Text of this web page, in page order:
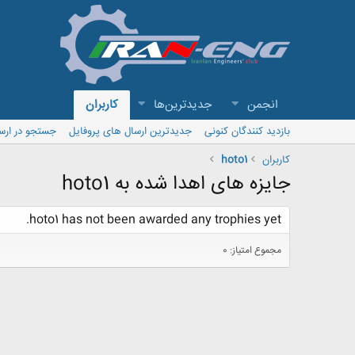
انجمن جدیدترین‌ها کاربران
بازدید کنندگان کنونی جدیدترین ارسال های پروفایل
جستجو در
کاربران
hoto1
جایزه های اهدا شده به hoto1
hoto1 has not been awarded any trophies yet.
مجموع امتیاز: 0